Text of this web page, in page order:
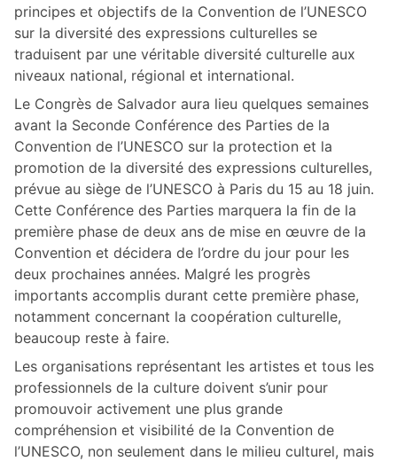
principes et objectifs de la Convention de l’UNESCO
sur la diversité des expressions culturelles se
traduisent par une véritable diversité culturelle aux
niveaux national, régional et international.
Le Congrès de Salvador aura lieu quelques semaines
avant la Seconde Conférence des Parties de la
Convention de l’UNESCO sur la protection et la
promotion de la diversité des expressions culturelles,
prévue au siège de l’UNESCO à Paris du 15 au 18 juin.
Cette Conférence des Parties marquera la fin de la
première phase de deux ans de mise en œuvre de la
Convention et décidera de l’ordre du jour pour les
deux prochaines années. Malgré les progrès
importants accomplis durant cette première phase,
notamment concernant la coopération culturelle,
beaucoup reste à faire.
Les organisations représentant les artistes et tous les
professionnels de la culture doivent s’unir pour
promouvoir activement une plus grande
compréhension et visibilité de la Convention de
l’UNESCO, non seulement dans le milieu culturel, mais